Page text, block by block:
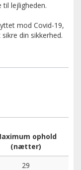
lejligheden.
mod Covid-19,
din sikkerhed.
ophold
(nætter)
29